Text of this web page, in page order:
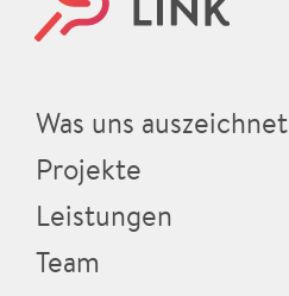
Was uns auszeichnet
Projekte
Leistungen
Team